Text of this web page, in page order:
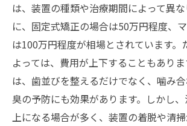
は、装置の種類や治療期間によって異
に、固定式矯正の場合は50万円程度、
は100万円程度が相場とされています。
よっては、費用が上下することもあり
は、歯並びを整えるだけでなく、噛み
臭の予防にも効果があります。しかし
上になる場合が多く、装置の着脱や清掃